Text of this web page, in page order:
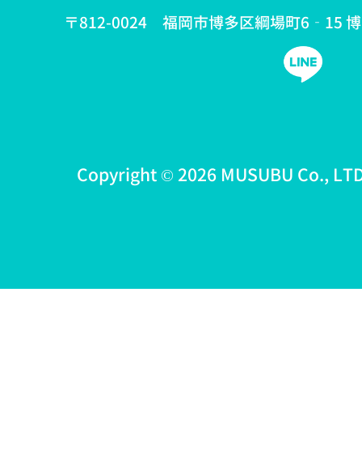
〒812-0024 福岡市博多区綱場町6‐15
Copyright © 2026 MUSUBU Co.,